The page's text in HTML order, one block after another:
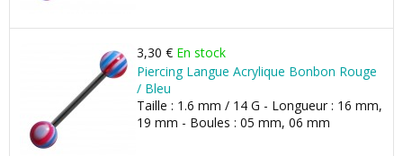
3,30 € En stock
Piercing Langue Acrylique Bonbon Rouge
/ Bleu
Taille : 1.6 mm / 14 G - Longueur : 16 mm,
19 mm - Boules : 05 mm, 06 mm